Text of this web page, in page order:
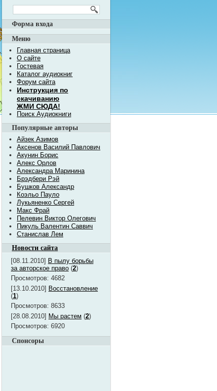
Форма входа
Меню
Главная страница
О сайте
Гостевая
Каталог аудиокниг
Форум сайта
Инструкция по
скачиванию
ЖМИ СЮДА!
Поиск Аудиокниги
Популярные авторы
Айзек Азимов
Аксенов Василий Павлович
Акунин Борис
Алекс Орлов
Александра Маринина
Брэдбери Рэй
Бушков Александр
Коэльо Пауло
Лукьяненко Сергей
Макс Фрай
Пелевин Виктор Олегович
Пикуль Валентин Саввич
Станислав Лем
Новости сайта
[08.11.2010] В пылу борьбы
за авторское право (2)
Просмотров: 4682
[13.10.2010] Восстановление
(1)
Просмотров: 8633
[28.08.2010] Мы растем (2)
Просмотров: 6920
Спонсоры